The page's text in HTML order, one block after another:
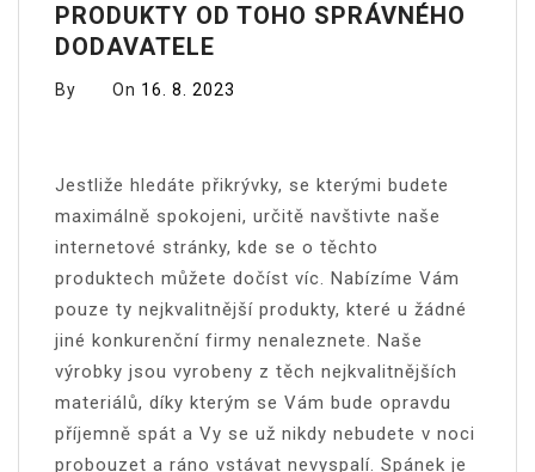
PRODUKTY OD TOHO SPRÁVNÉHO
DODAVATELE
By On 16. 8. 2023
Jestliže hledáte přikrývky, se kterými budete
maximálně spokojeni, určitě navštivte naše
internetové stránky, kde se o těchto
produktech můžete dočíst víc. Nabízíme Vám
pouze ty nejkvalitnější produkty, které u žádné
jiné konkurenční firmy nenaleznete. Naše
výrobky jsou vyrobeny z těch nejkvalitnějších
materiálů, díky kterým se Vám bude opravdu
příjemně spát a Vy se už nikdy nebudete v noci
probouzet a ráno vstávat nevyspalí. Spánek je